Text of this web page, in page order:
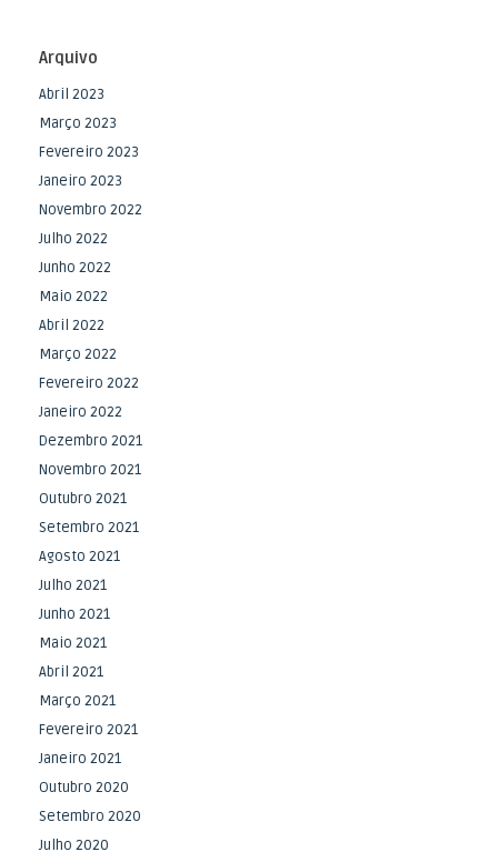
Arquivo
Abril 2023
Março 2023
Fevereiro 2023
Janeiro 2023
Novembro 2022
Julho 2022
Junho 2022
Maio 2022
Abril 2022
Março 2022
Fevereiro 2022
Janeiro 2022
Dezembro 2021
Novembro 2021
Outubro 2021
Setembro 2021
Agosto 2021
Julho 2021
Junho 2021
Maio 2021
Abril 2021
Março 2021
Fevereiro 2021
Janeiro 2021
Outubro 2020
Setembro 2020
Julho 2020